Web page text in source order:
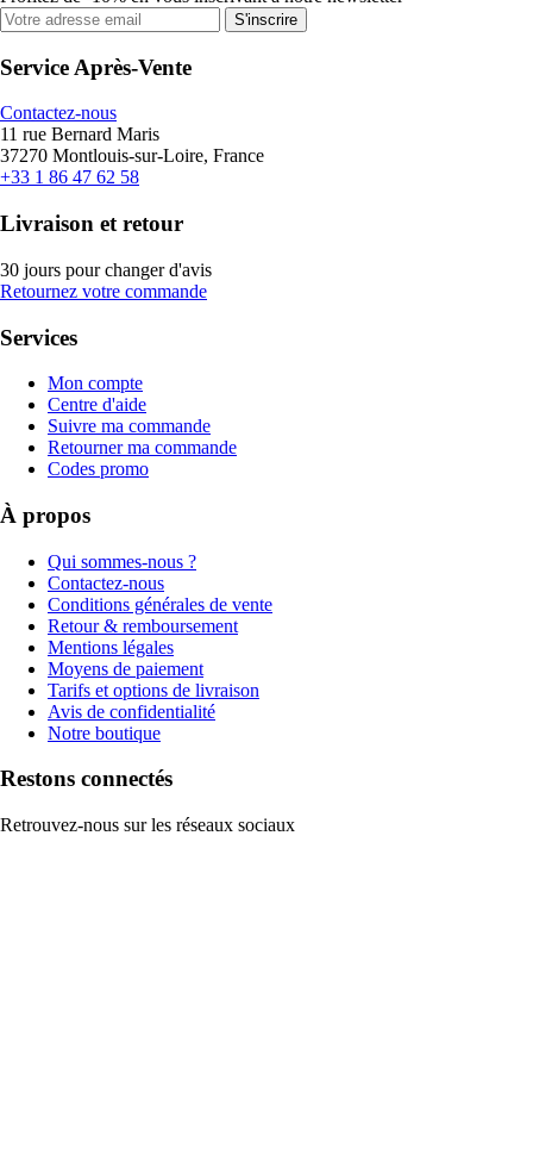
S'inscrire
Service Après-Vente
Contactez-nous
11 rue Bernard Maris
37270 Montlouis-sur-Loire, France
+33 1 86 47 62 58
Livraison et retour
30 jours pour changer d'avis
Retournez votre commande
Services
Mon compte
Centre d'aide
Suivre ma commande
Retourner ma commande
Codes promo
À propos
Qui sommes-nous ?
Contactez-nous
Conditions générales de vente
Retour & remboursement
Mentions légales
Moyens de paiement
Tarifs et options de livraison
Avis de confidentialité
Notre boutique
Restons connectés
Retrouvez-nous sur les réseaux sociaux